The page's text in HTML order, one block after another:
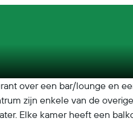
over een bar/lounge en
zijn enkele van de
Elke kamer heeft een